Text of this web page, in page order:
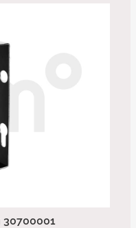
30700001